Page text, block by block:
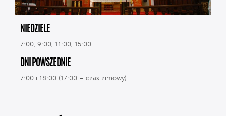
NIEDZIELE
7:00, 9:00, 11:00, 15:00
DNI POWSZEDNIE
7:00 i 18:00 (17:00 – czas zimowy)